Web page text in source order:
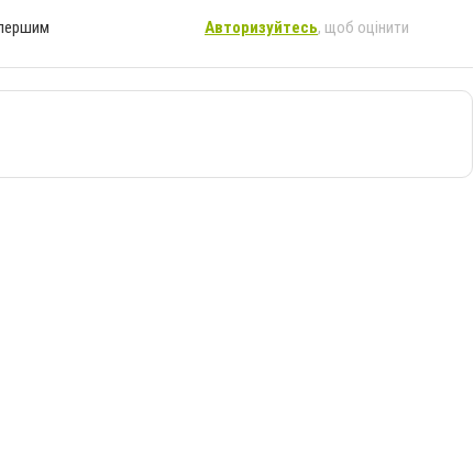
Авторизуйтесь, щоб оцінити